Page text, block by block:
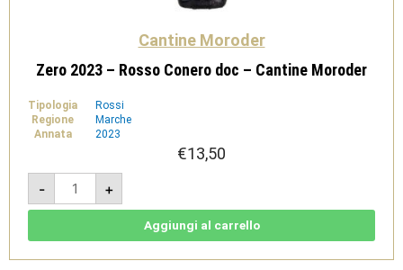
Cantine Moroder
Zero 2023 – Rosso Conero doc – Cantine Moroder
Tipologia
Rossi
Regione
Marche
Annata
2023
€13,50
-
Zero
2023
-
Rosso
Cantine
+
Aggiungi al carrello